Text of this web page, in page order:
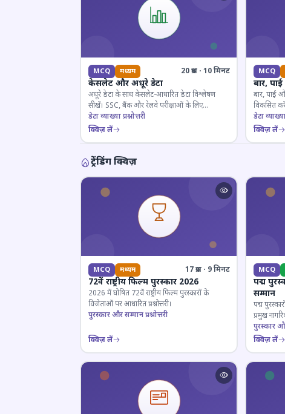
MCQ मध्यम 20 प्रश्न · 10 मिनट
केसलेट और अधूरे डेटा
अधूरे डेटा के साथ केसलेट-आधारित डेटा विश्लेषण
सीखें। SSC, बैंक और रेलवे परीक्षाओं के लिए
महत्वपूर्ण।
डेटा व्याख्या प्रश्नोत्तरी
क्विज़ लें
MCQ
बार,
बार, पाई
विकसित
डेटा व्याख्या
क्विज़ लें
ट्रेंडिंग क्विज़
MCQ मध्यम 17 प्रश्न · 9 मिनट
72वें राष्ट्रीय फिल्म पुरस्कार 2026
2026 में घोषित 72वें राष्ट्रीय फिल्म पुरस्कारों के
विजेताओं पर आधारित प्रश्नोत्तरी।
पुरस्कार और सम्मान प्रश्नोत्तरी
क्विज़ लें
MCQ
पद्म
सम्मान
पद्म
प्रमुख
परखें।
पुरस्कार और
क्विज़ लें